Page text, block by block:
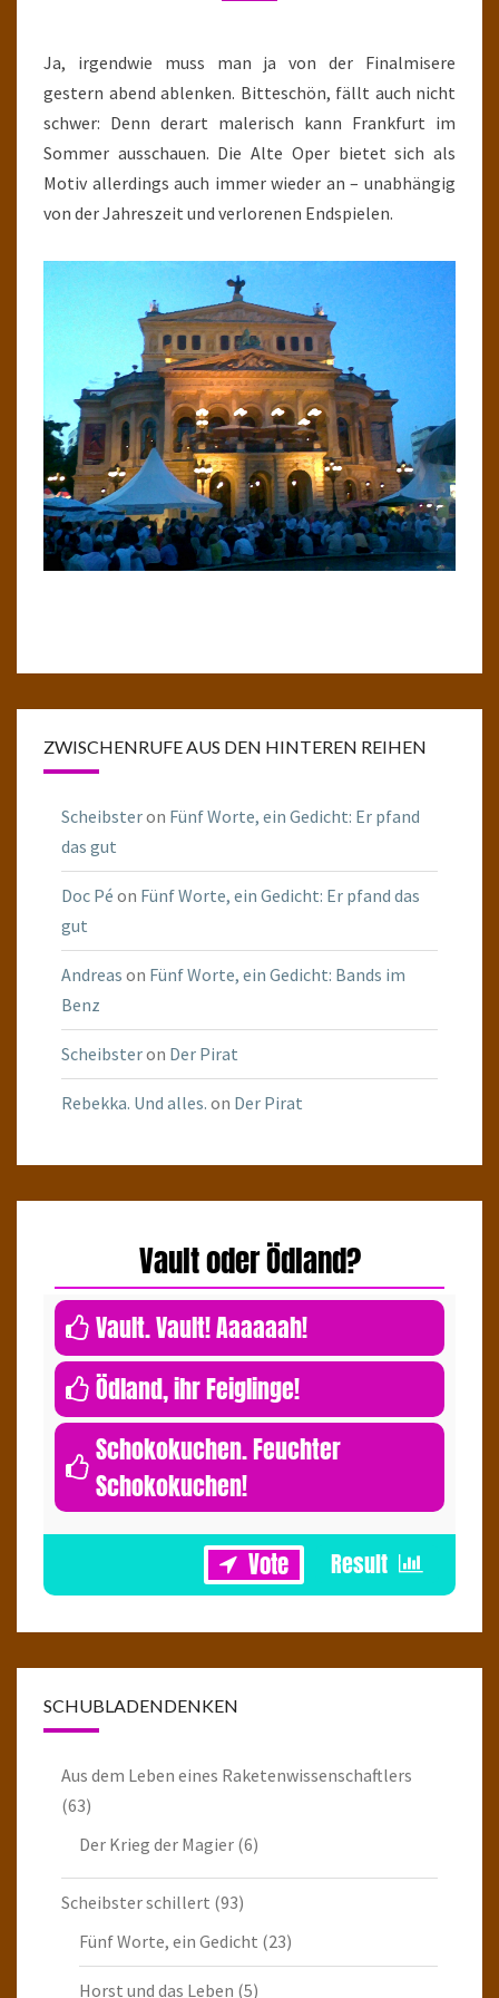
Ja, irgendwie muss man ja von der Finalmisere
gestern abend ablenken. Bitteschön, fällt auch nicht
schwer: Denn derart malerisch kann Frankfurt im
Sommer ausschauen. Die Alte Oper bietet sich als
Motiv allerdings auch immer wieder an – unabhängig
von der Jahreszeit und verlorenen Endspielen.
ZWISCHENRUFE AUS DEN HINTEREN REIHEN
Scheibsteron Fünf Worte, ein Gedicht: Er pfand
das gut
Doc Pé on Fünf Worte, ein Gedicht: Er pfand das
gut
Andreas on Fünf Worte, ein Gedicht: Bands im
Benz
Scheibsteron Der Pirat
Rebekka. Und alles. on Der Pirat
Vault oder Ödland?
Vault. Vault! Aaaaaah!
Ödland, ihr Feiglinge!
Schokokuchen. Feuchter
Schokokuchen!
SCHUBLADENDENKEN
Aus dem Leben eines Raketenwissenschaftlers
(63)
Der Krieg der Magier (6)
Scheibster schillert (93)
Fünf Worte, ein Gedicht (23)
Horst und das Leben (5)